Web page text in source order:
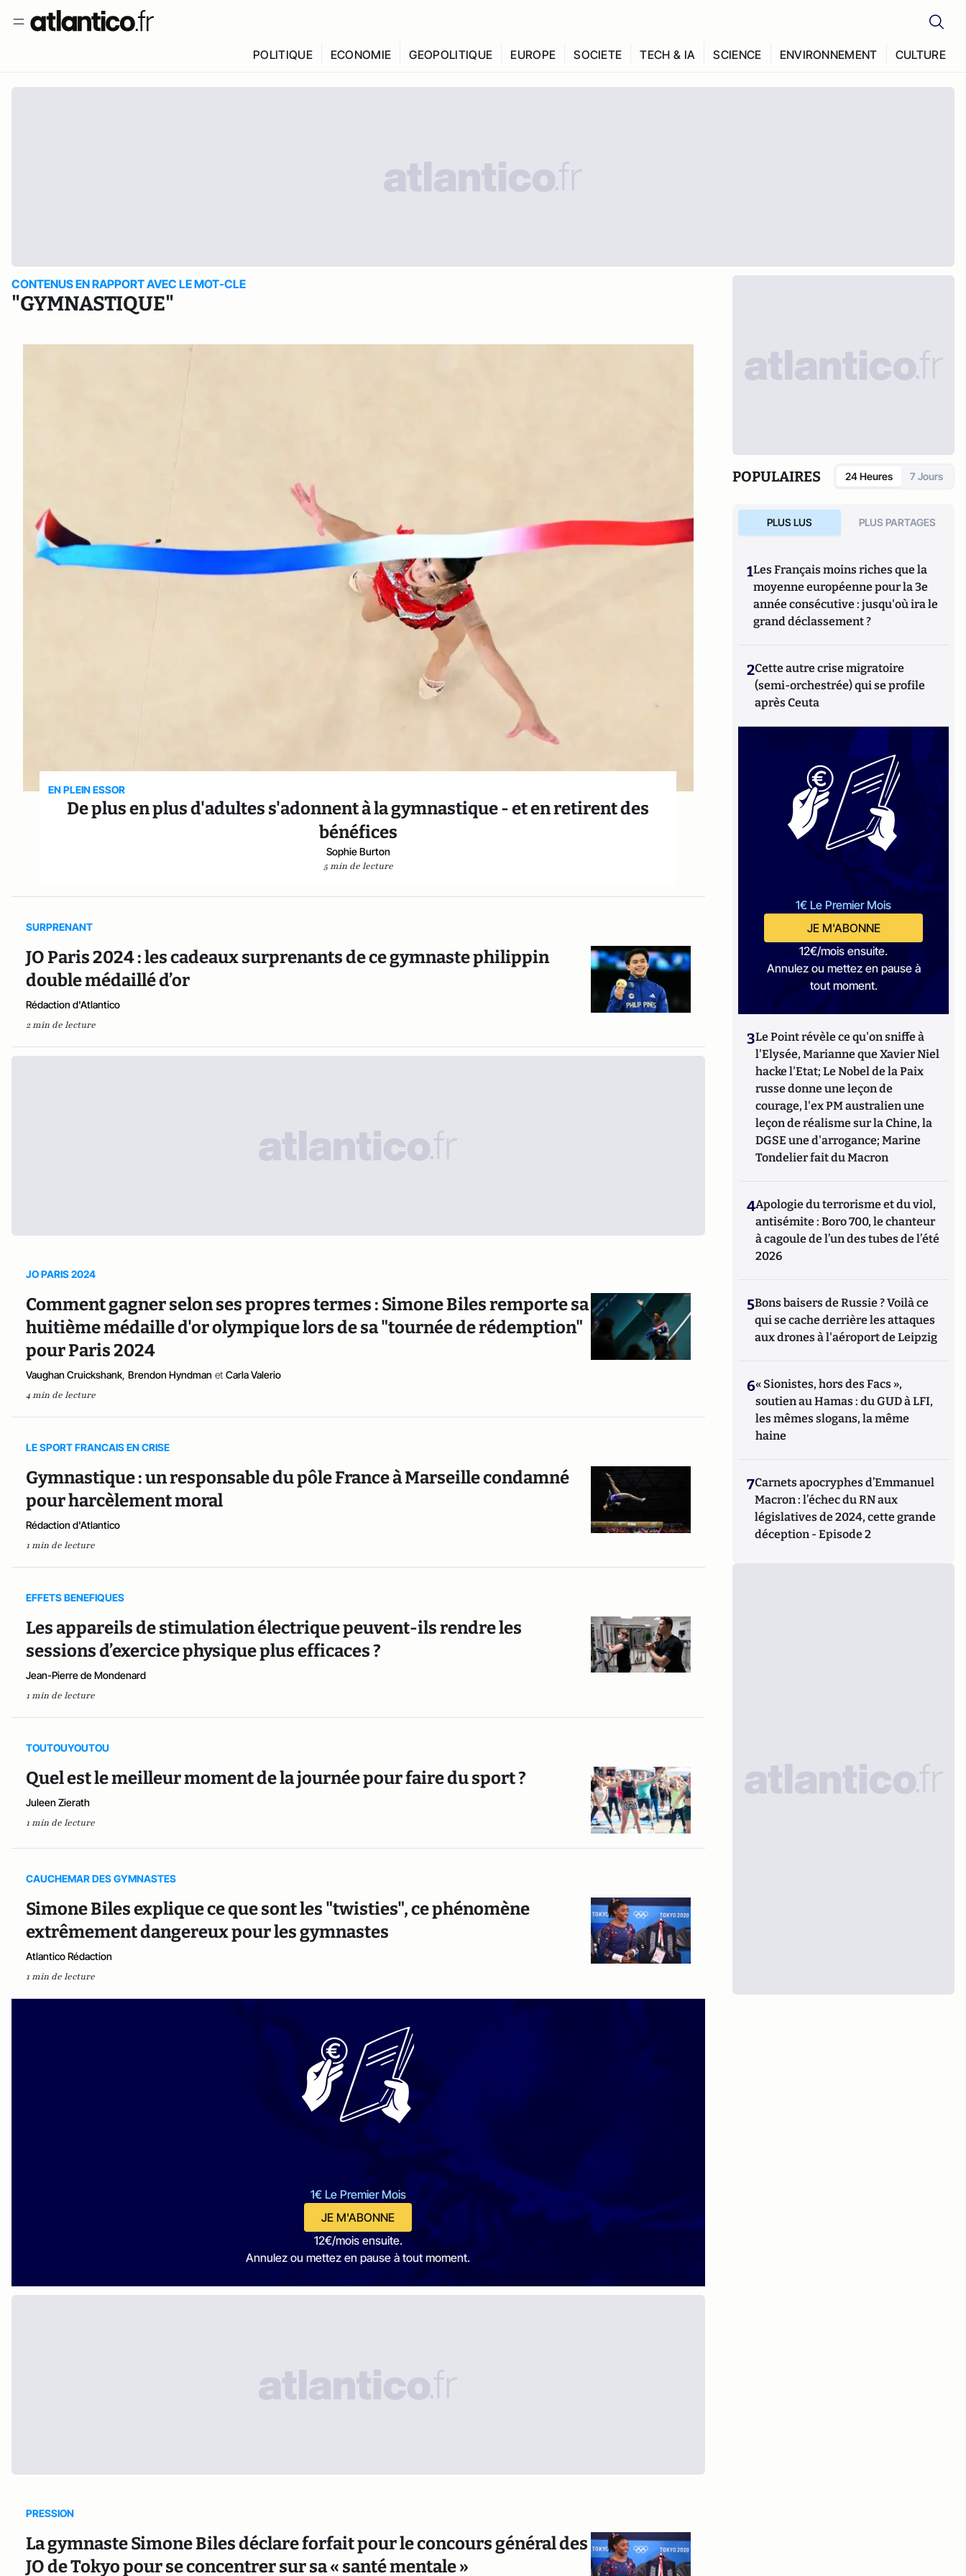
POLITIQUE ECONOMIE GEOPOLITIQUE EUROPE SOCIETE TECH & IA SCIENCE ENVIRONNEMENT CULTURE
CONTENUS EN RAPPORT AVEC LE MOT-CLE
"GYMNASTIQUE"
EN PLEIN ESSOR
De plus en plus d'adultes s'adonnent à la gymnastique - et en retirent des
bénéfices
Sophie Burton
5 min de lecture
SURPRENANT
JO Paris 2024 : les cadeaux surprenants de ce gymnaste philippin
double médaillé d’or
Rédaction d'Atlantico
2 min de lecture
JO PARIS 2024
Comment gagner selon ses propres termes : Simone Biles remporte sa
huitième médaille d'or olympique lors de sa "tournée de rédemption"
pour Paris 2024
Vaughan Cruickshank, Brendon Hyndman et Carla Valerio
4 min de lecture
LE SPORT FRANCAIS EN CRISE
Gymnastique : un responsable du pôle France à Marseille condamné
pour harcèlement moral
Rédaction d'Atlantico
1 min de lecture
EFFETS BENEFIQUES
Les appareils de stimulation électrique peuvent-ils rendre les
sessions d’exercice physique plus efficaces ?
Jean-Pierre de Mondenard
1 min de lecture
TOUTOUYOUTOU
Quel est le meilleur moment de la journée pour faire du sport ?
Juleen Zierath
1 min de lecture
CAUCHEMAR DES GYMNASTES
Simone Biles explique ce que sont les "twisties", ce phénomène
extrêmement dangereux pour les gymnastes
Atlantico Rédaction
1 min de lecture
1€ Le Premier Mois
JE M'ABONNE
12€/mois ensuite.
Annulez ou mettez en pause à tout moment.
PRESSION
La gymnaste Simone Biles déclare forfait pour le concours général des
JO de Tokyo pour se concentrer sur sa « santé mentale »
POPULAIRES 24 Heures 7 Jours
PLUS LUS PLUS PARTAGES
1Les Français moins riches que la
moyenne européenne pour la 3e
année consécutive : jusqu'où ira le
grand déclassement ?
2Cette autre crise migratoire
(semi-orchestrée) qui se profile
après Ceuta
1€ Le Premier Mois
JE M'ABONNE
12€/mois ensuite.
Annulez ou mettez en pause à
tout moment.
3Le Point révèle ce qu'on sniffe à
l'Elysée, Marianne que Xavier Niel
hacke l'Etat; Le Nobel de la Paix
russe donne une leçon de
courage, l'ex PM australien une
leçon de réalisme sur la Chine, la
DGSE une d'arrogance; Marine
Tondelier fait du Macron
4Apologie du terrorisme et du viol,
antisémite : Boro 700, le chanteur
à cagoule de l’un des tubes de l’été
2026
5Bons baisers de Russie ? Voilà ce
qui se cache derrière les attaques
aux drones à l'aéroport de Leipzig
6« Sionistes, hors des Facs »,
soutien au Hamas : du GUD à LFI,
les mêmes slogans, la même
haine
7Carnets apocryphes d’Emmanuel
Macron : l’échec du RN aux
législatives de 2024, cette grande
déception - Episode 2